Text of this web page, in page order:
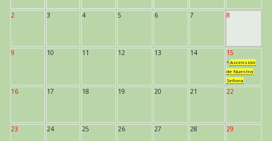
2 3 4 5 6 7 8
9 10 11 12 13 14 15
* Ascensión
de Nuestra
Señora
16 17 18 19 20 21 22
23 24 25 26 27 28 29